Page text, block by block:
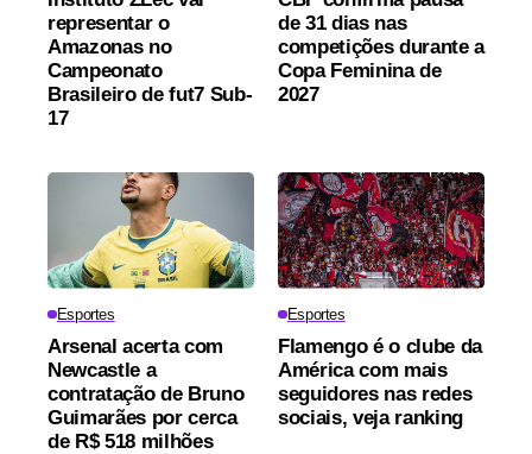
representar o
Amazonas no
Campeonato
Brasileiro de fut7 Sub-
17
de 31 dias nas
competições durante a
Copa Feminina de
2027
Esportes
Arsenal acerta com
Newcastle a
contratação de Bruno
Guimarães por cerca
de R$ 518 milhões
Esportes
Flamengo é o clube da
América com mais
seguidores nas redes
sociais, veja ranking